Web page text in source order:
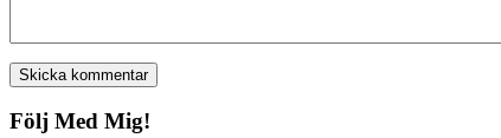
Följ Med Mig!